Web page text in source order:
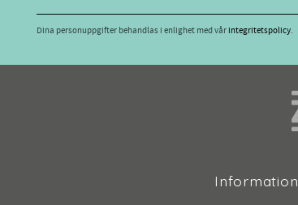
Dina personuppgifter behandlas i enlighet med vårintegritetspolicy.
Information